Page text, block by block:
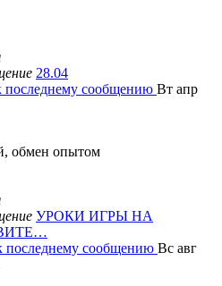
28.04
последнему сообщению Вт апр
обмен опытом
УРОКИ ИГРЫ НА
последнему сообщению Вс авг